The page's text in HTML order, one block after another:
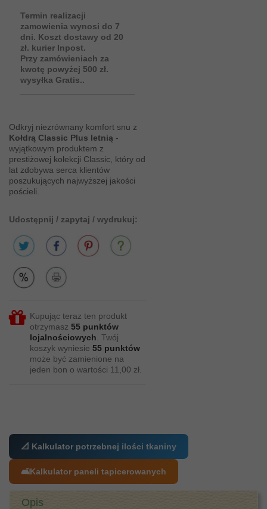
Termin realizacji
zamowienia wynosi do 7
dni. Koszt dostawy od 20
zł. kurier Inpost.
Przy zamówieniach za
kwotę powyżej 500 zł.
wysyłka Gratis..
Odkryj niezrównany komfort snu z
Kołdrą Classic Plus letnią -
wyjątkowym produktem z
prestiżowej kolekcji Classic, który od
lat zdobywa serca klientów
poszukujących najwyższej jakości
pościeli.
Udostępnij / zapytaj / wydrukuj:
Kupując teraz ten produkt
otrzymasz 55 punktów
lojalnościowych. Twój
koszyk wyniesie 55 punktów
może być zamienione na
jeden bon o wartości 11,00 zł.
📐 Kalkulator potrzebnej ilości tkaniny
🛋️Kalkulator paneli tapicerowanych
Opis